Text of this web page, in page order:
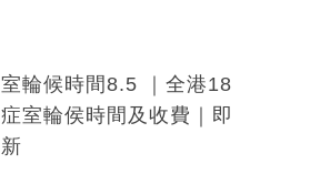
輪候時間8.5 ｜全港18
室輪侯時間及收費｜即